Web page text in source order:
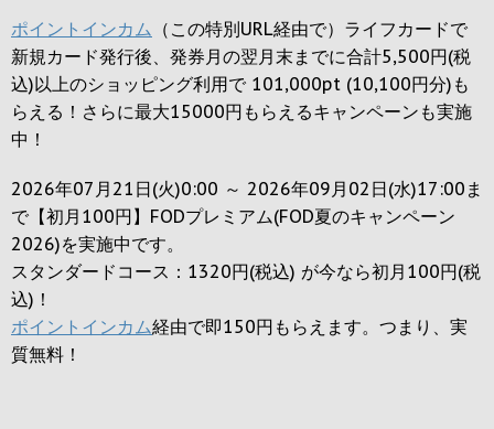
ポイントインカム （この特別URL経由で）ライフカードで
新規カード発行後、発券月の翌月末までに合計5,500円(税
込)以上のショッピング利用で 101,000pt (10,100円分)も
らえる！さらに最大15000円もらえるキャンペーンも実施
中！
2026年07月21日(火)0:00 ～ 2026年09月02日(水)17:00ま
で【初月100円】FODプレミアム(FOD夏のキャンペーン
2026)を実施中です。
スタンダードコース：1320円(税込) が今なら初月100円(税
込)！
ポイントインカム経由で即150円もらえます。つまり、実
質無料！